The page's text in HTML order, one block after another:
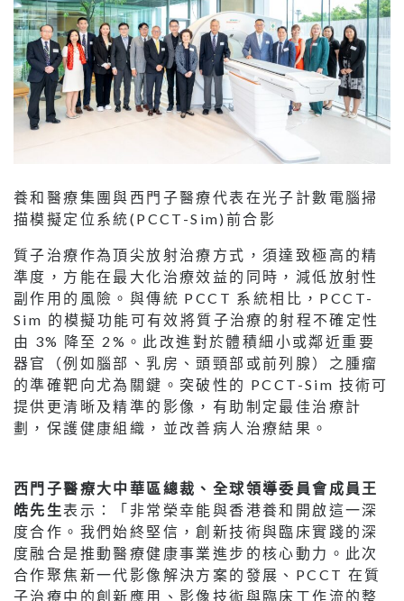
養和醫療集團與西門子醫療代表在光子計數電腦掃
描模擬定位系統(PCCT-Sim)前合影
質子治療作為頂尖放射治療方式，須達致極高的精
準度，方能在最大化治療效益的同時，減低放射性
副作用的風險。與傳統 PCCT 系統相比，PCCT-
Sim 的模擬功能可有效將質子治療的射程不確定性
由 3% 降至 2%。此改進對於體積細小或鄰近重要
器官（例如腦部、乳房、頭頸部或前列腺）之腫瘤
的準確靶向尤為關鍵。突破性的 PCCT-Sim 技術可
提供更清晰及精準的影像，有助制定最佳治療計
劃，保護健康組織，並改善病人治療結果。
西門子醫療大中華區總裁、全球領導委員會成員王
皓先生表示：「非常榮幸能與香港養和開啟這一深
度合作。我們始終堅信，創新技術與臨床實踐的深
度融合是推動醫療健康事業進步的核心動力。此次
合作聚焦新一代影像解決方案的發展、PCCT 在質
子治療中的創新應用、影像技術與臨床工作流的整